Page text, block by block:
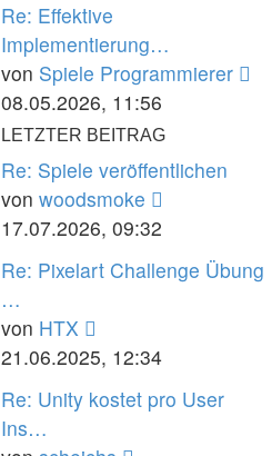
Re: Effektive
Implementierung…
von Spiele Programmierer
08.05.2026, 11:56
LETZTER BEITRAG
Re: Spiele veröffentlichen
von woodsmoke
17.07.2026, 09:32
Re: Pixelart Challenge Übung
…
von HTX
Beitrag
21.06.2025, 12:34
Re: Unity kostet pro User
Ins…